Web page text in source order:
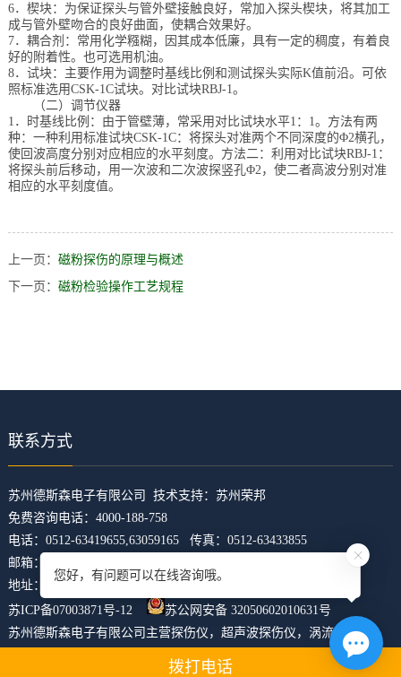
6．楔块：为保证探头与管外壁接触良好，常加入探头楔块，将其加工
成与管外壁吻合的良好曲面，使耦合效果好。
7．耦合剂：常用化学糨糊，因其成本低廉，具有一定的稠度，有着良
好的附着性。也可选用机油。
8．试块：主要作用为调整时基线比例和测试探头实际K值前沿。可依
照标准选用CSK-1C试块。对比试块RBJ-1 。
（二）调节仪器
1 ．时基线比例：由于管壁薄，常采用对比试块水平1 ： 1 。方法有两
种：一种利用标准试块CSK-1C：将探头对准两个不同深度的Φ2横孔，
使回波高度分别对应相应的水平刻度。方法二：利用对比试块RBJ-1 ：
将探头前后移动，用一次波和二次波探竖孔Φ2 ，使二者高波分别对准
相应的水平刻度值。
上一页： 磁粉探伤的原理与概述
下一页： 磁粉检验操作工艺规程
联系方式
​苏州德斯森电子有限公司 技术支持： 苏州荣邦
免费咨询电话：4000-188-758
电话：0512-63419655,63059165 传真：0512-63433855
邮箱：z5421473@126.com
地址：江苏省苏州市吴中区临湖镇东山大道4168号U科技园31幢
苏ICP备07003871号-12
苏公网安备 32050602010631号
苏州德斯森电子有限公司主营探伤仪 ， 超声波探伤仪 ， 涡流探伤仪
，
拨打电话
您好，有问题可以在线咨询哦。